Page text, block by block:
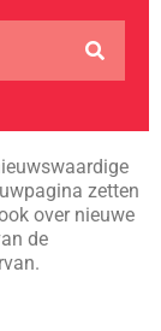
zetten
over nieuwe
de